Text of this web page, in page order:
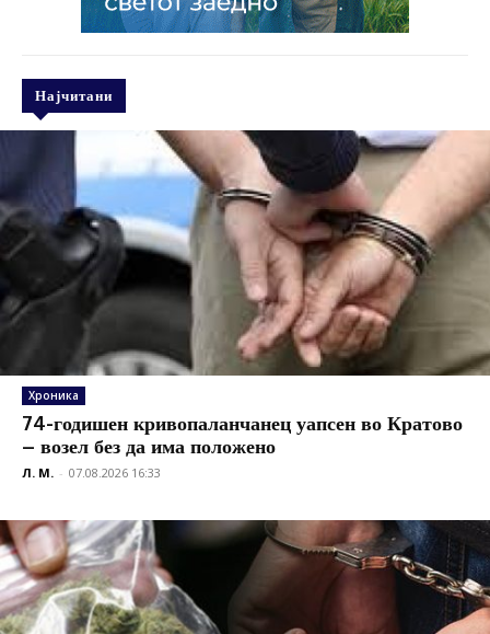
Најчитани
Хроника
74-годишен кривопаланчанец уапсен во Кратово
– возел без да има положено
Л. М. - 07.08.2026 16:33